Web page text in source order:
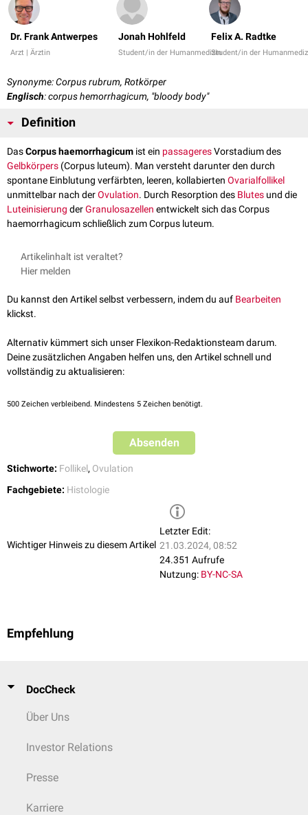
Dr. Frank Antwerpes
Arzt | Ärztin
Jonah Hohlfeld
Student/in der Humanmedizin
Felix A. Radtke
Student/in der
Synonyme: Corpus rubrum, Rotkörper
Englisch: corpus hemorrhagicum, "bloody body"
Definition
DasCorpus haemorrhagicum ist ein passageresVorstadium des
Gelbkörpers (Corpus luteum). Man versteht darunter den durch
spontane Einblutung verfärbten, leeren, kollabierten Ovarialfollikel
unmittelbar nach derOvulation. Durch Resorption des Blutes und die
Luteinisierung derGranulosazellen entwickelt sich das Corpus
haemorrhagicum schließlich zum Corpus luteum.
Artikelinhalt ist veraltet?
Hier melden
Du kannst den Artikel selbst verbessern, indem du auf Bearbeiten
klickst.
Alternativ kümmert sich unser Flexikon-Redaktionsteam darum.
Deine zusätzlichen Angaben helfen uns, den Artikel schnell und
vollständig zu aktualisieren:
500 Zeichen verbleibend. Mindestens 5 Zeichen benötigt.
Absenden
Stichworte: Follikel, Ovulation
Fachgebiete: Histologie
Wichtiger Hinweis zu diesem Artikel
Letzter Edit:
21.03.2024, 08:52
24.351 Aufrufe
Nutzung: BY-NC-SA
Empfehlung
DocCheck
Über Uns
Investor Relations
Presse
Karriere